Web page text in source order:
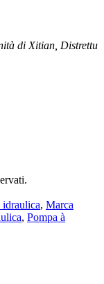
di Xitian, Distrettu
idraulica, Marca
, Pompa à